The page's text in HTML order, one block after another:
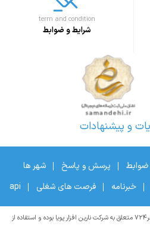
term and condition
شرایط و ضوابط
و پیشنهادات
ضوابط پرسش و پاسخ
شهر ها
خبرنامه فرصت های شغلی api
© تمامی حقوق مادی و معنوی سایت سفر۷۲۴ متعلق به شرکت نارین افزار پویا بوده و استفاده از